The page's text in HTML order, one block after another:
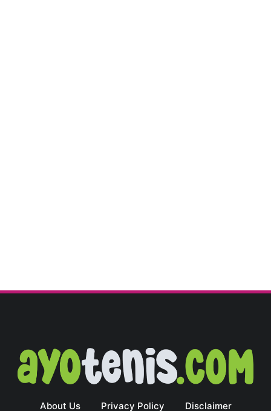
About Us Privacy Policy Disclaimer